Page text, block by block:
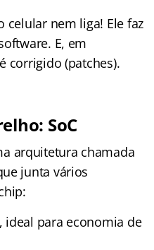
celular nem liga! Ele faz
E, em
corrigido (patches).
SoC
arquitetura chamada
junta vários
ideal para economia de